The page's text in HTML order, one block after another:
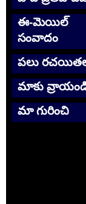
ఈ-మెయిల్
సంవాదం
పలు
మాకు
మా గురించి